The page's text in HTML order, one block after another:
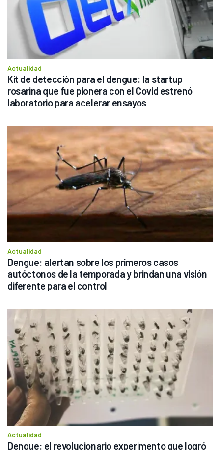
Actualidad
Kit de detección para el dengue: la startup
rosarina que fue pionera con el Covid estrenó
laboratorio para acelerar ensayos
Actualidad
Dengue: alertan sobre los primeros casos
autóctonos de la temporada y brindan una visión
diferente para el control
Actualidad
Dengue: el revolucionario experimento que logró